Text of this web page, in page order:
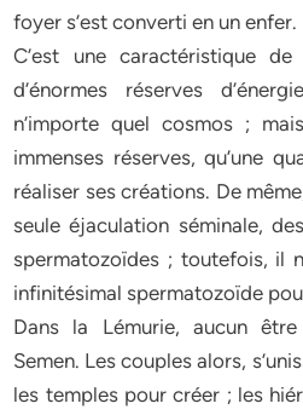
foyer s’est converti en un enfer.
C’est une caractéristique
d’énormes réserves
n’importe quel cosmos ;
immenses réserves, qu’une
réaliser ses créations. De
seule éjaculation séminale,
spermatozoïdes ; toutefois, il
infinitésimal spermatozoïde
Dans la Lémurie, aucun
Semen. Les couples alors,
les temples pour créer ; les